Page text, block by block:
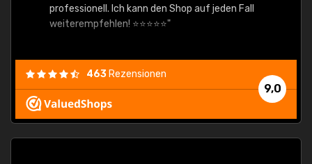
professionell. Ich kann den Shop auf jeden Fall
weiterempfehlen! ⭐⭐⭐⭐⭐"
9,0
463 Rezensionen